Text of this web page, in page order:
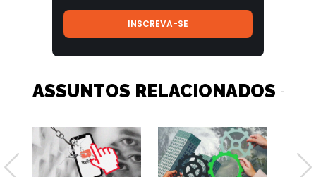
ASSUNTOS RELACIONADOS